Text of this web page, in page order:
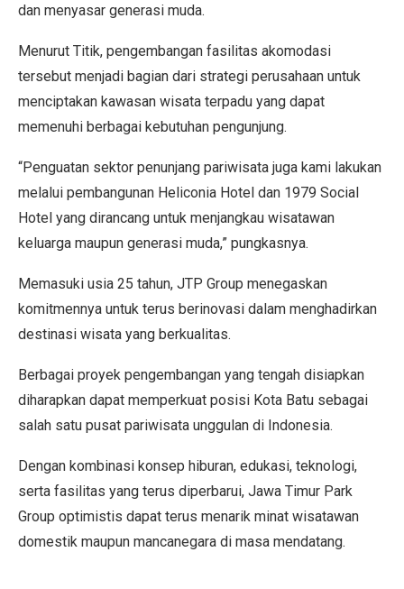
dan menyasar generasi muda.
Menurut Titik, pengembangan fasilitas akomodasi
tersebut menjadi bagian dari strategi perusahaan untuk
menciptakan kawasan wisata terpadu yang dapat
memenuhi berbagai kebutuhan pengunjung.
“Penguatan sektor penunjang pariwisata juga kami lakukan
melalui pembangunan Heliconia Hotel dan 1979 Social
Hotel yang dirancang untuk menjangkau wisatawan
keluarga maupun generasi muda,” pungkasnya.
Memasuki usia 25 tahun, JTP Group menegaskan
komitmennya untuk terus berinovasi dalam menghadirkan
destinasi wisata yang berkualitas.
Berbagai proyek pengembangan yang tengah disiapkan
diharapkan dapat memperkuat posisi Kota Batu sebagai
salah satu pusat pariwisata unggulan di Indonesia.
Dengan kombinasi konsep hiburan, edukasi, teknologi,
serta fasilitas yang terus diperbarui, Jawa Timur Park
Group optimistis dapat terus menarik minat wisatawan
domestik maupun mancanegara di masa mendatang.